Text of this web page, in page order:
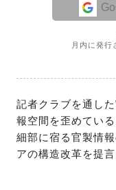
月内に発行
記者クラブを通し
報空間を歪めてい
細部に宿る官製情
アの構造改革を提言